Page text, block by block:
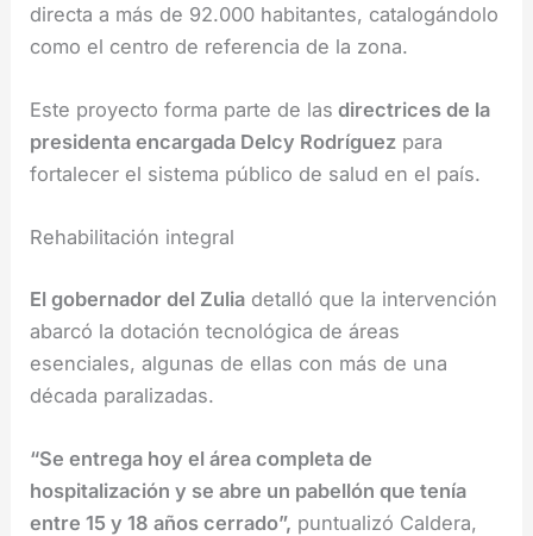
directa a más de 92.000 habitantes, catalogándolo
como el centro de referencia de la zona.
Este proyecto forma parte de las directrices de la
presidenta encargada Delcy Rodríguez para
fortalecer el sistema público de salud en el país.
Rehabilitación integral
El gobernador del Zulia detalló que la intervención
abarcó la dotación tecnológica de áreas
esenciales, algunas de ellas con más de una
década paralizadas.
“Se entrega hoy el área completa de
hospitalización y se abre un pabellón que tenía
entre 15 y 18 años cerrado”, puntualizó Caldera,